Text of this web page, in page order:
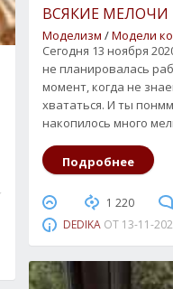
ВСЯКИЕ МЕЛОЧИ
Моделизм /Модели
Сегодня 13 ноября
не планировалась
момент, когда не
хвататься. И ты
накопилось много
Подробнее
1 220
DEDIKA ОТ 13-11-